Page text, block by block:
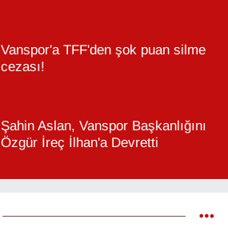
Vanspor'a TFF'den şok puan silme
cezası!
Şahin Aslan, Vanspor Başkanlığını
Özgür İreç İlhan'a Devretti